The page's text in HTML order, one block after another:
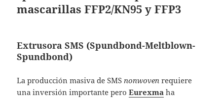
mascarillas FFP2/KN95 y FFP3
Extrusora SMS (Spundbond-Meltblown-
Spundbond)
La producción masiva de SMSnonwoven requiere
una inversión importante peroEurexma ha